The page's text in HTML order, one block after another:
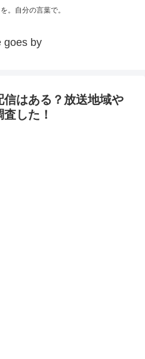
。自分の言葉で。
goes by
はある？放送地域や
した！